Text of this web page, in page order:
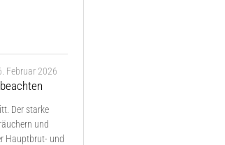
Februar 2026
Der starke
und
Hauptbrut- und